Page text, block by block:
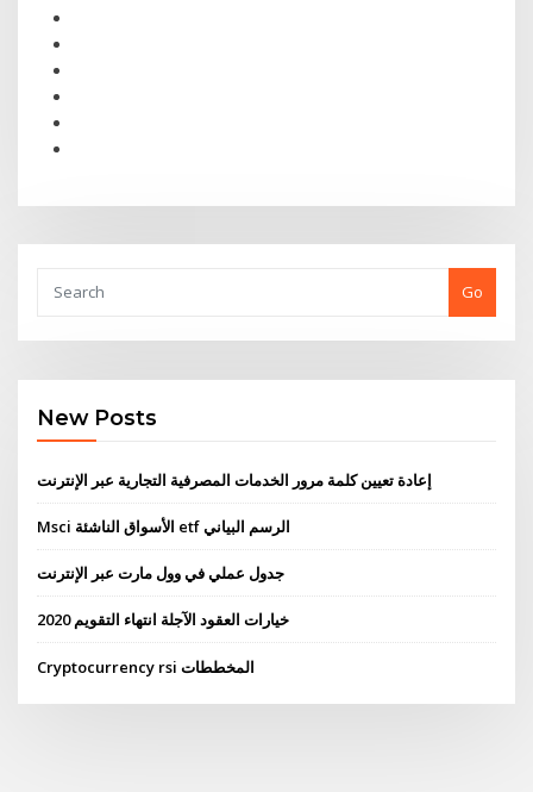
Go
New Posts
إعادة تعيين كلمة مرور الخدمات المصرفية التجارية عبر الإنترنت
Msci الأسواق الناشئة etf الرسم البياني
جدول عملي في وول مارت عبر الإنترنت
خيارات العقود الآجلة انتهاء التقويم 2020
Cryptocurrency rsi المخططات